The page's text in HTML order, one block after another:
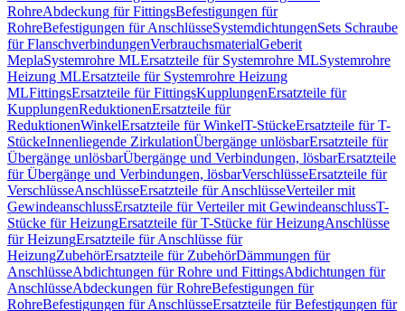
RohreAbdeckung für FittingsBefestigungen für
RohreBefestigungen für AnschlüsseSystemdichtungenSets Schraube
für FlanschverbindungenVerbrauchsmaterialGeberit
MeplaSystemrohre MLErsatzteile für Systemrohre MLSystemrohre
Heizung MLErsatzteile für Systemrohre Heizung
MLFittingsErsatzteile für FittingsKupplungenErsatzteile für
KupplungenReduktionenErsatzteile für
ReduktionenWinkelErsatzteile für WinkelT-StückeErsatzteile für T-
StückeInnenliegende ZirkulationÜbergänge unlösbarErsatzteile für
Übergänge unlösbarÜbergänge und Verbindungen, lösbarErsatzteile
für Übergänge und Verbindungen, lösbarVerschlüsseErsatzteile für
VerschlüsseAnschlüsseErsatzteile für AnschlüsseVerteiler mit
GewindeanschlussErsatzteile für Verteiler mit GewindeanschlussT-
Stücke für HeizungErsatzteile für T-Stücke für HeizungAnschlüsse
für HeizungErsatzteile für Anschlüsse für
HeizungZubehörErsatzteile für ZubehörDämmungen für
AnschlüsseAbdichtungen für Rohre und FittingsAbdichtungen für
AnschlüsseAbdeckungen für RohreBefestigungen für
RohreBefestigungen für AnschlüsseErsatzteile für Befestigungen für